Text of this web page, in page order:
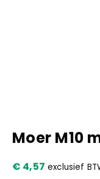
Kennis en
Contact
Moer M10
€ 4,57 exclusief